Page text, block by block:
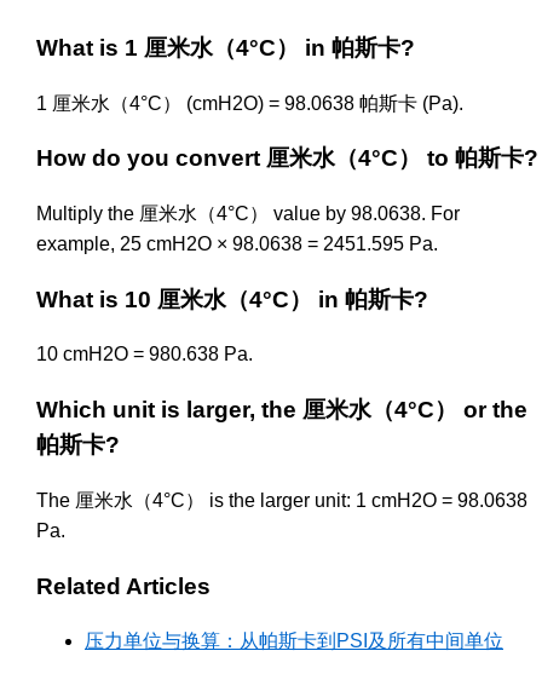
What is 1 厘米水（4°C） in 帕斯卡?
1 厘米水（4°C） (cmH2O) = 98.0638 帕斯卡 (Pa).
How do you convert 厘米水（4°C） to 帕斯卡?
Multiply the 厘米水（4°C） value by 98.0638. For
example, 25 cmH2O × 98.0638 = 2451.595 Pa.
What is 10 厘米水（4°C） in 帕斯卡?
10 cmH2O = 980.638 Pa.
Which unit is larger, the 厘米水（4°C） or the
帕斯卡?
The 厘米水（4°C） is the larger unit: 1 cmH2O = 98.0638
Pa.
Related Articles
压力单位与换算：从帕斯卡到PSI及所有中间单位